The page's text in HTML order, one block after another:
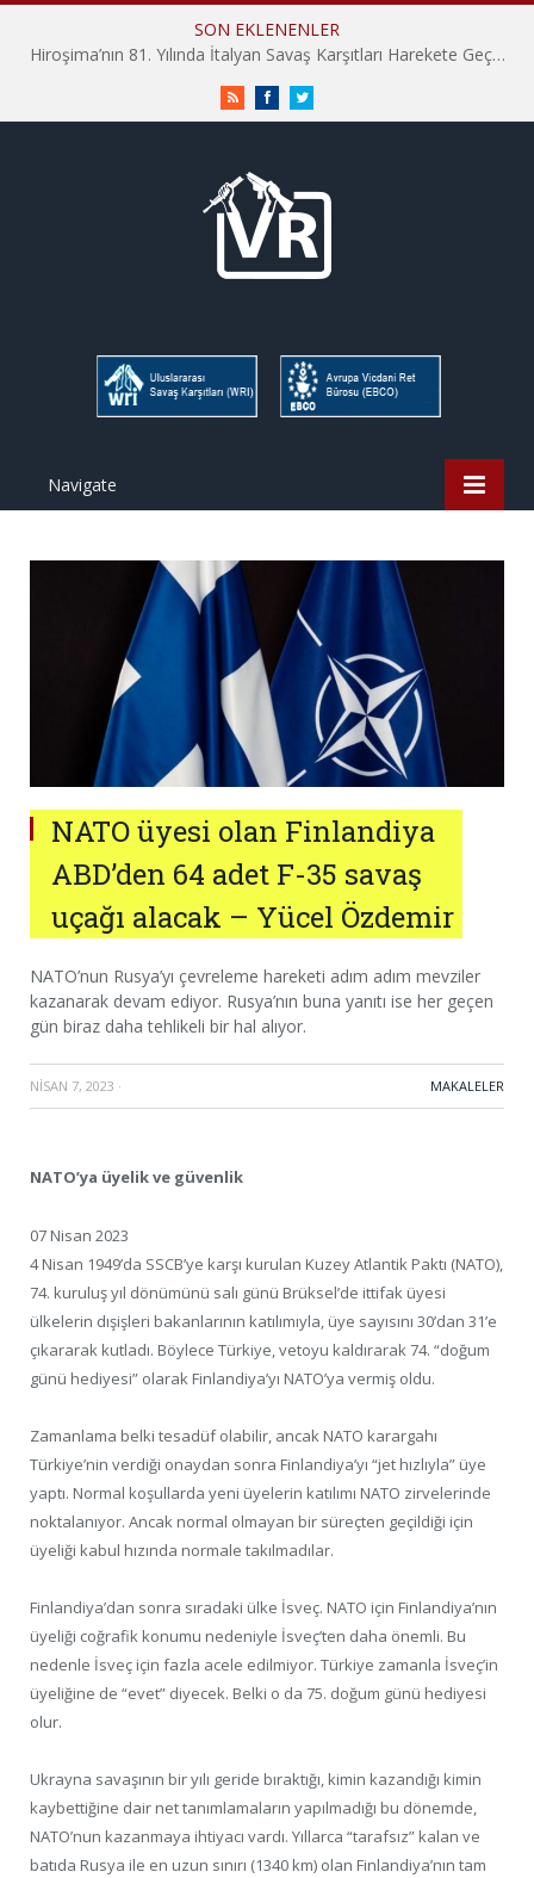
SON EKLENENLER
Hiroşima’nın 81. Yılında İtalyan Savaş Karşıtları Harekete Geçti: “Hatırlamak yeterli değil”
RSS FacebookTwitter
Navigate
NATO üyesi olan Finlandiya
ABD’den 64 adet F-35 savaş
uçağı alacak – Yücel Özdemir
NATO’nun Rusya’yı çevreleme hareketi adım adım mevziler
kazanarak devam ediyor. Rusya’nın buna yanıtı ise her geçen
gün biraz daha tehlikeli bir hal alıyor.
NISAN 7, 2023 · MAKALELER
NATO’ya üyelik ve güvenlik
07 Nisan 2023
4 Nisan 1949’da SSCB’ye karşı kurulan Kuzey Atlantik Paktı (NATO),
74. kuruluş yıl dönümünü salı günü Brüksel’de ittifak üyesi
ülkelerin dışişleri bakanlarının katılımıyla, üye sayısını 30’dan 31’e
çıkararak kutladı. Böylece Türkiye, vetoyu kaldırarak 74. “doğum
günü hediyesi” olarak Finlandiya’yı NATO’ya vermiş oldu.
Zamanlama belki tesadüf olabilir, ancak NATO karargahı
Türkiye’nin verdiği onaydan sonra Finlandiya’yı “jet hızlıyla” üye
yaptı. Normal koşullarda yeni üyelerin katılımı NATO zirvelerinde
noktalanıyor. Ancak normal olmayan bir süreçten geçildiği için
üyeliği kabul hızında normale takılmadılar.
Finlandiya’dan sonra sıradaki ülke İsveç. NATO için Finlandiya’nın
üyeliği coğrafik konumu nedeniyle İsveç’ten daha önemli. Bu
nedenle İsveç için fazla acele edilmiyor. Türkiye zamanla İsveç’in
üyeliğine de “evet” diyecek. Belki o da 75. doğum günü hediyesi
olur.
Ukrayna savaşının bir yılı geride bıraktığı, kimin kazandığı kimin
kaybettiğine dair net tanımlamaların yapılmadığı bu dönemde,
NATO’nun kazanmaya ihtiyacı vardı. Yıllarca “tarafsız” kalan ve
batıda Rusya ile en uzun sınırı (1340 km) olan Finlandiya’nın tam